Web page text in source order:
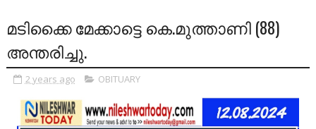
മടിക്കൈ മേക്കാട്ടെ കെ.മുത്താണി (88)
അന്തരിച്ചു.
2 years ago OBITUARY